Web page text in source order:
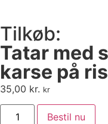
Tilkøb:
Tatar med
karse på
35,00 kr. kr
Bestil nu